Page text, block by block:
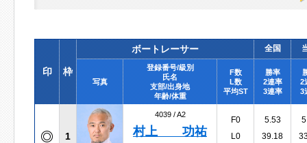
印 枠
ボートレーサー 全国
写真
登録番号/級別
氏名
支部/出身地
年齢/体重
F数
L数
平均ST
勝率
2連率
3連率
2
3
1
4039 /A2
村上 功祐
F0
L0
5.53
39.18